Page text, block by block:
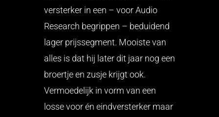
versterker in een – voor Audio
Research begrippen – beduidend
lager prijssegment. Mooiste van
alles is dat hij later dit jaar nog een
broertje en zusje krijgt ook.
Vermoedelijk in vorm van een
losse voor én eindversterker maar